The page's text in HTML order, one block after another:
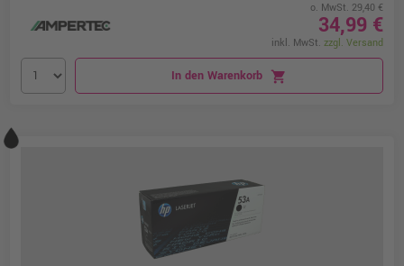
o. MwSt. 29,40 €
34,99 €
inkl. MwSt. zzgl. Versand
In den Warenkorb shopping_cart